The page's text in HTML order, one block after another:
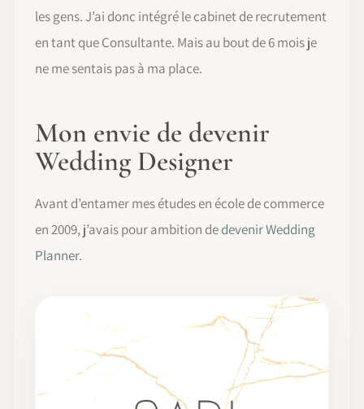
les gens. J’ai donc intégré le cabinet de recrutement
en tant que Consultante. Mais au bout de 6 mois je
ne me sentais pas à ma place.
Mon envie de devenir
Wedding Designer
Avant d’entamer mes études en école de commerce
en 2009, j’avais pour ambition dedevenir Wedding
Planner.